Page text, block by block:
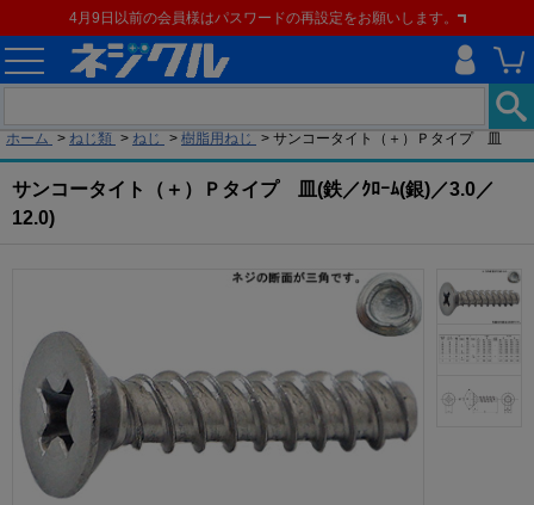
4月9日以前の会員様はパスワードの再設定をお願いします。
ホーム > ねじ類 > ねじ > 樹脂用ねじ > サンコータイト（＋）Ｐタイプ 皿
サンコータイト（＋）Ｐタイプ 皿(鉄／ｸﾛｰﾑ(銀)／3.0／
12.0)